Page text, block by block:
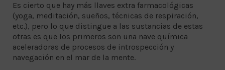
Es cierto que hay más llaves extra farmacológicas
(yoga, meditación, sueños, técnicas de respiración,
etc.), pero lo que distingue a las sustancias de estas
otras es que los primeros son una nave química
aceleradoras de procesos de introspección y
navegación en el mar de la mente.